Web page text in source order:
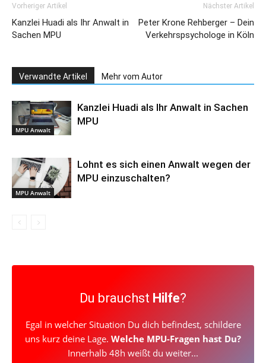
Vorheriger Artikel
Kanzlei Huadi als Ihr Anwalt in
Sachen MPU
Nächster Artikel
Peter Krone Rehberger – Dein
Verkehrspsychologe in Köln
Verwandte Artikel Mehr vom Autor
MPU Anwalt
Kanzlei Huadi als Ihr Anwalt in Sachen
MPU
MPU Anwalt
Lohnt es sich einen Anwalt wegen der
MPU einzuschalten?
Du brauchst Hilfe?
Egal in welcher Situation Du dich befindest, schildere
uns kurz deine Lage. Welche MPU-Fragen hast Du?
Innerhalb 48h weißt du weiter...